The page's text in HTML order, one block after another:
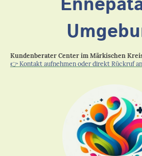
Kundenberater Center im Märkischen
👉 Kontakt aufnehmen oder direkt Rückruf